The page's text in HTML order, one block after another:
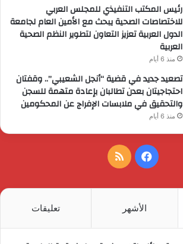
رئيس المكتب التنفيذي للمجلس العربي
للاختصاصات الصحية يبحث مع الأمين العام لجامعة
الدول العربية تعزيز التعاون لتطوير النظم الصحية
العربية
منذ 6 أيام
تصعيد جديد في قضية “أنجل الشعيبي”.. وقفتان
احتجاجيتان بعدن تطالبان بإعادة متهمة للسجن
والتحقيق في ملابسات الإفراج عن المحكومين
منذ 6 أيام
فيسبوكملخص
الأشهر تعليقات